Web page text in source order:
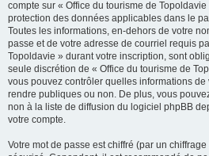
compte sur « Office du tourisme de
protection des données applicables dans le
Toutes les informations, en-dehors de votre
passe et de votre adresse de courriel requis
Topoldavie » durant votre inscription, sont
seule discrétion de « Office du tourisme de
vous pouvez contrôler quelles informations
rendre publiques ou non. De plus, vous
non à la liste de diffusion du logiciel phpBB
votre compte.
Votre mot de passe est chiffré (par un